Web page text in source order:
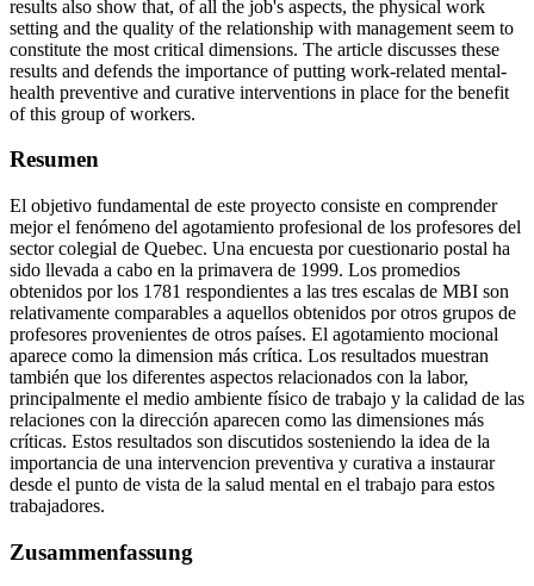
results also show that, of all the job's aspects, the physical work
setting and the quality of the relationship with management seem to
constitute the most critical dimensions. The article discusses these
results and defends the importance of putting work-related mental-
health preventive and curative interventions in place for the benefit
of this group of workers.
Resumen
El objetivo fundamental de este proyecto consiste en comprender
mejor el fenómeno del agotamiento profesional de los profesores del
sector colegial de Quebec. Una encuesta por cuestionario postal ha
sido llevada a cabo en la primavera de 1999. Los promedios
obtenidos por los 1781 respondientes a las tres escalas de MBI son
relativamente comparables a aquellos obtenidos por otros grupos de
profesores provenientes de otros países. El agotamiento mocional
aparece como la dimension más crítica. Los resultados muestran
también que los diferentes aspectos relacionados con la labor,
principalmente el medio ambiente físico de trabajo y la calidad de las
relaciones con la dirección aparecen como las dimensiones más
críticas. Estos resultados son discutidos sosteniendo la idea de la
importancia de una intervencion preventiva y curativa a instaurar
desde el punto de vista de la salud mental en el trabajo para estos
trabajadores.
Zusammenfassung